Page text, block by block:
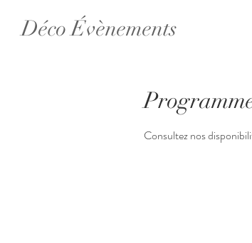
Déco Évènements
Consultez nos